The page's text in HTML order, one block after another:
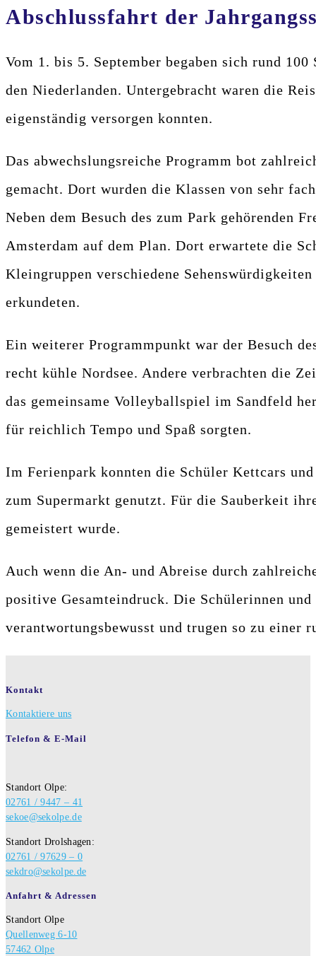
Abschlussfahrt der
Vom 1. bis 5. September begaben sich rund
den Niederlanden. Untergebracht waren die
eigenständig versorgen konnten.
Das abwechslungsreiche Programm bot
gemacht. Dort wurden die Klassen von sehr
Neben dem Besuch des zum Park gehörenden
Amsterdam auf dem Plan. Dort erwartete die
Kleingruppen verschiedene
erkundeten.
Ein weiterer Programmpunkt war der Besuch
recht kühle Nordsee. Andere verbrachten die
das gemeinsame Volleyballspiel im Sandfeld
für reichlich Tempo und Spaß sorgten.
Im Ferienpark konnten die Schüler Kettcars
zum Supermarkt genutzt. Für die Sauberkeit
gemeistert wurde.
Auch wenn die An- und Abreise durch
positive Gesamteindruck. Die Schülerinnen
verantwortungsbewusst und trugen so zu einer
Kontakt
Kontaktiere uns
Telefon & E-Mail
Standort Olpe:
02761 / 9447 – 41
sekoe@sekolpe.de
Standort Drolshagen:
02761 / 97629 – 0
sekdro@sekolpe.de
Anfahrt & Adressen
Standort Olpe
Quellenweg 6-10
57462 Olpe